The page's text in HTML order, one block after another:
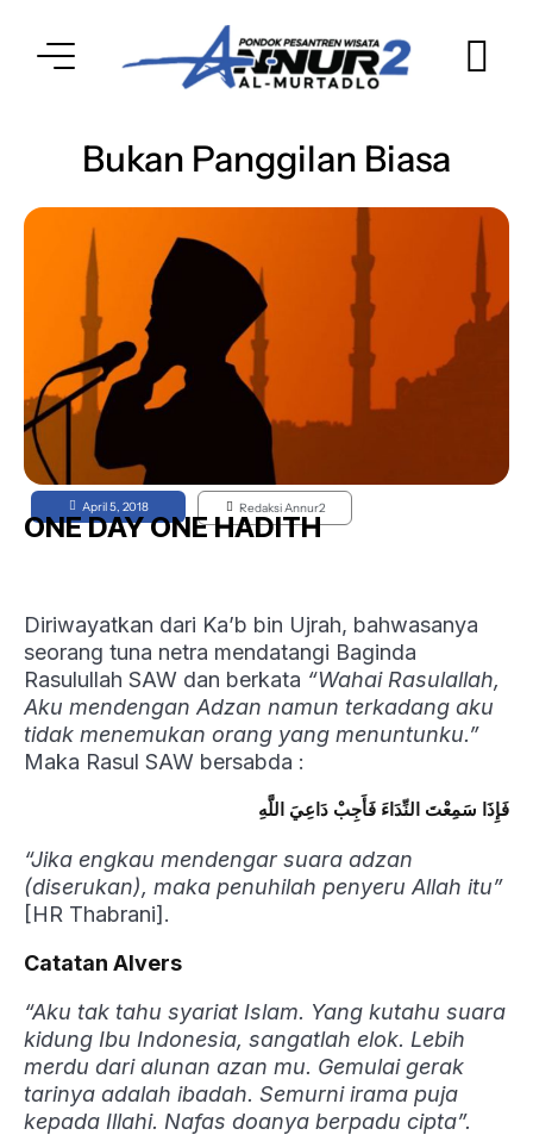
Bukan Panggilan Biasa
April 5, 2018 Redaksi Annur2
ONE DAY ONE HADITH
Diriwayatkan dari Ka’b bin Ujrah, bahwasanya
seorang tuna netra mendatangi Baginda
Rasulullah SAW dan berkata “Wahai Rasulallah,
Aku mendengan Adzan namun terkadang aku
tidak menemukan orang yang menuntunku.”
Maka Rasul SAW bersabda :
فَإِذَا سَمِعْتَ النِّدَاءَ فَأَجِبْ دَاعِيَ اللَّهِ
“Jika engkau mendengar suara adzan
(diserukan), maka penuhilah penyeru Allah itu”
[HR Thabrani].
Catatan Alvers
“Aku tak tahu syariat Islam. Yang kutahu suara
kidung Ibu Indonesia, sangatlah elok. Lebih
merdu dari alunan azan mu. Gemulai gerak
tarinya adalah ibadah. Semurni irama puja
kepada Illahi. Nafas doanya berpadu cipta”.